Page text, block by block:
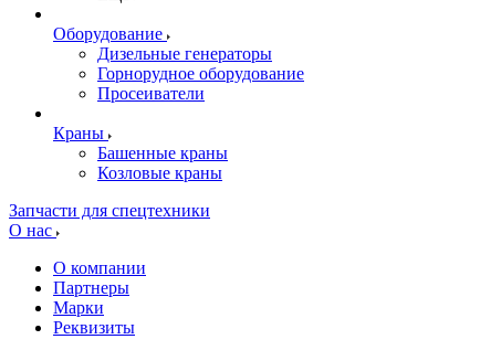
Оборудование
Дизельные генераторы
Горнорудное оборудование
Просеиватели
Краны
Башенные краны
Козловые краны
Запчасти для спецтехники
О нас
О компании
Партнеры
Марки
Реквизиты